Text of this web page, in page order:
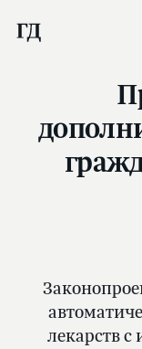
лекарств